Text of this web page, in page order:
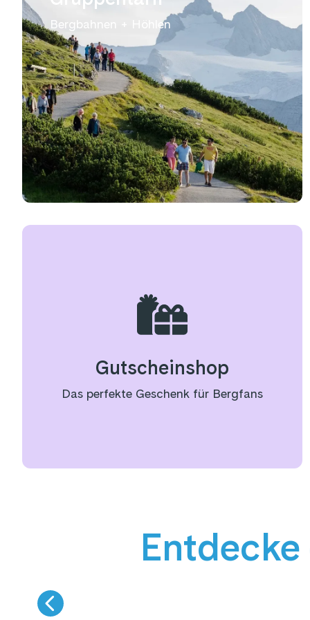
Bergbahnen + Höhlen
Gutscheinshop
Das perfekte Geschenk für Bergfans
9 km Talabfahrt